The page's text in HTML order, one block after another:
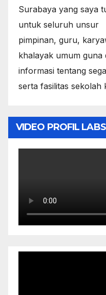
Surabaya yang saya
untuk seluruh unsur
pimpinan, guru,
khalayak umum guna
informasi tentang
serta fasilitas sekolah
VIDEO PROFIL